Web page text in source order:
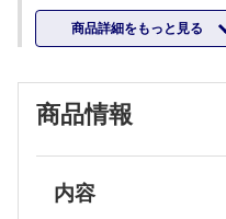
リハビリテーション科医が
（梅本安則 幸田 剣）
DESIGN-R（R）2020にみる
義範 髙橋雄平・他）
微量元素にも考慮した栄養管
（北田宗弘）
新連載
商品詳細をもっと見る
商品情報
内容